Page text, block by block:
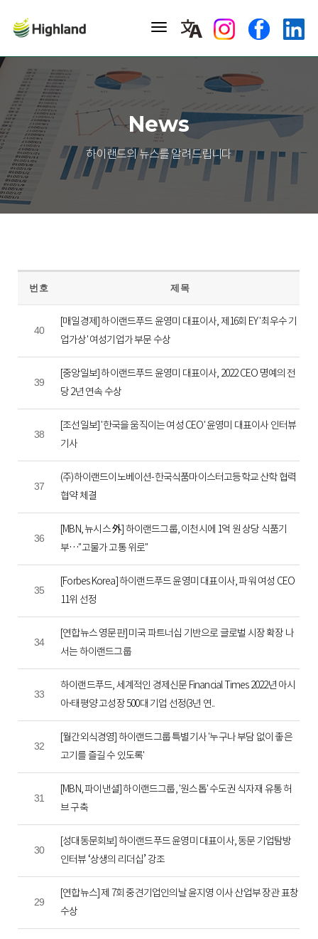
toggle
News
하이랜드의 뉴스를 알려드립니다
번호 제목
40
[매일경제] 하이랜드푸드 윤영미 대표이사, 제16회 EY '최우수 기
업가상' 여성기업가 부문 수상
39
[중앙일보] 하이랜드푸드 윤영미 대표이사, 2022 CEO 명예의 전
당 2년 연속 수상
38
[조선일보] '한국을 움직이는 여성 CEO' 윤영미 대표이사 인터뷰
기사
37
(주)하이랜드이노베이션-한국식품마이스터고등학교 산학 협력
협약 체결
36
[MBN, 뉴시스 外] 하이랜드그룹, 이천시에 1억 원 상당 식품기
부…"고물가 고통 위로"
35
[Forbes Korea] 하이랜드푸드 윤영미 대표이사, 파워 여성 CEO
11위 선정
34
[연합뉴스 영문판] 미국 파트너십 기반으로 글로벌 시장 확장 나
서는 하이랜드그룹
33
하이랜드푸드, 세계적인 경제신문 Financial Times 2022년 아시
아·태평양 고성장 500대 기업 선정(3년 연..
32
[월간외식경영] 하이랜드그룹 특별기사 '누구나 부담 없이 좋은
고기를 즐길 수 있도록'
31
[MBN, 파이낸셜] 하이랜드그룹, '원스톱' 수도권 식자재 유통 허
브 구축
30
[성대동문회보] 하이랜드푸드 윤영미 대표이사, 동문 기업탐방
인터뷰 ‘상생의 리더십’ 강조
29
[연합뉴스] 제 7회 중견기업인의날 윤지영 이사 산업부 장관 표창
수상